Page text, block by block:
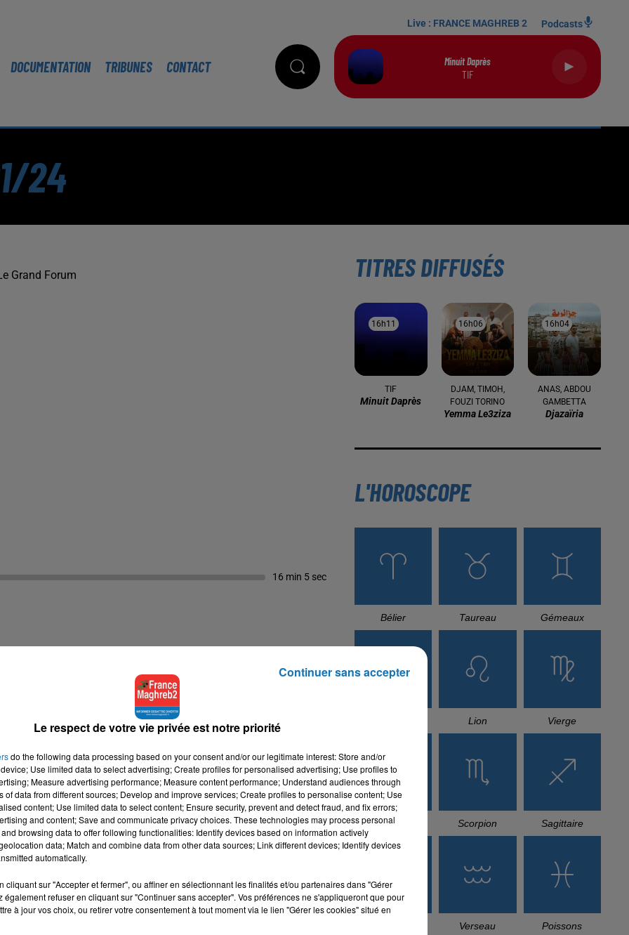
DOCUMENTATION TRIBUNES CONTACT
Live : FRANCE MAGHREB 2 Podcasts
Minuit Daprès
TIF
24
Grand Forum
16 min 5 sec
TITRES DIFFUSÉS
16h11
16h11
TIF
Minuit Daprès
16h06
16h06
DJAM, TIMOH,
FOUZI TORINO
Yemma Le3ziza
16h04
16h04
ANAS, ABDOU
GAMBETTA
Djazaïria
L'HOROSCOPE
Bélier Taureau Gémeaux
Lion Vierge
Balance Scorpion Sagittaire
Verseau Poissons
Le respect de votre vie privée est notre priorité
do the following data processing based on your consent and/or our legitimate interest: Store and/or
Use limited data to select advertising; Create profiles for personalised advertising; Use profiles to
Measure advertising performance; Measure content performance; Understand audiences through
of data from different sources; Develop and improve services; Create profiles to personalise content; Use
content; Use limited data to select content; Ensure security, prevent and detect fraud, and fix errors;
and content; Save and communicate privacy choices. These technologies may process personal
browsing data to offer following functionalities: Identify devices based on information actively
data; Match and combine data from other data sources; Link different devices; Identify devices
automatically.
cliquant sur "Accepter et fermer", ou affiner en sélectionnant les finalités et/ou partenaires dans "Gérer
également refuser en cliquant sur "Continuer sans accepter". Vos préférences ne s'appliqueront que pour
à jour vos choix, ou retirer votre consentement à tout moment via le lien "Gérer les cookies" situé en
Continuer sans accepter